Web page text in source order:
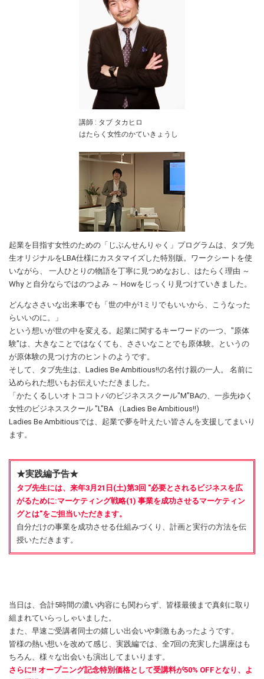
講師 : タブ タカヒロ
はたらく女性のかていきょうし
起業を目指す女性のための「じぶんせんりゃく」プログラムは、タブ先
生オリジナルをLBA仕様にカスタマイズした特別版。ワークシートを使
いながら、 一人ひとりの物語を丁寧に見つめなおし、はたらく理由 ～
Why と自分ならではのつよみ ～ Howをじっくり見つけていきました。
どんなささいな出来事でも「世の中が1ミリでもいいから、こうなった
らいいのに。」
という想いが世の中を変える。起業に関するキーワードの一つ、"原体
験"は、大きなことではなくても、ささいなことでも原体験。というの
が原体験の見つけ方のヒントのようです。
そして、タブ先生は、Ladies Be Ambitious!!の名付け親の一人。 名前に
込められた想いもお伝えいただきました。
「かたくるしいオトココトバのビジネススクール"M"BAの、一歩先ゆく
女性のビジネススクール "L"BA （Ladies Be Ambitious!!)
Ladies Be Ambitiousでは、起業で夢を叶えたい皆さんを支援してまいり
ます。
★実践編予告★
タブ先生には、来年3月21日(土)第3回 "必要とされるビジネスを広
がるために:マーケティング戦略(1) 事業を成功させるマーケティン
グとは"をご担当いただきます。
自分だけの事業を成功させる仕組みづくり、計画と実行の方法を伝
授いただきます。
当日は、合計5時間の濃い内容にも関わらず、皆様最後まで真剣に取り
組まれていらっしゃいました。
また、早速ご受講者同士の嬉しい出会いや刺激もあったようです。
皆様の熱い想いを改めて感じ、実践編では、全7回の充実した講座はも
ちろん、様々な出会いも演出してまいります。
さらに!! オープニング記念特別価格として受講料が50% OFFとなり、よ